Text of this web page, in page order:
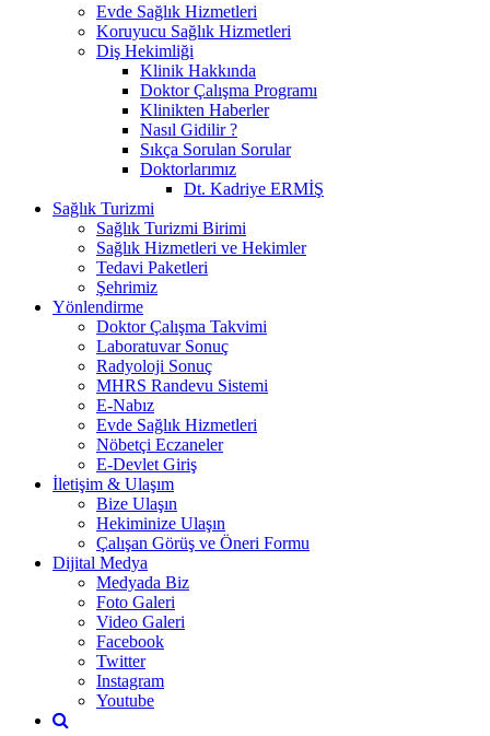
Evde Sağlık Hizmetleri
Koruyucu Sağlık Hizmetleri
Diş Hekimliği
Klinik Hakkında
Doktor Çalışma Programı
Klinikten Haberler
Nasıl Gidilir ?
Sıkça Sorulan Sorular
Doktorlarımız
Dt. Kadriye ERMİŞ
Sağlık Turizmi
Sağlık Turizmi Birimi
Sağlık Hizmetleri ve Hekimler
Tedavi Paketleri
Şehrimiz
Yönlendirme
Doktor Çalışma Takvimi
Laboratuvar Sonuç
Radyoloji Sonuç
MHRS Randevu Sistemi
E-Nabız
Evde Sağlık Hizmetleri
Nöbetçi Eczaneler
E-Devlet Giriş
İletişim & Ulaşım
Bize Ulaşın
Hekiminize Ulaşın
Çalışan Görüş ve Öneri Formu
Dijital Medya
Medyada Biz
Foto Galeri
Video Galeri
Facebook
Twitter
Instagram
Youtube